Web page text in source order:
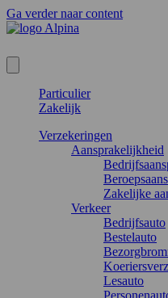
Ga verder naar content
Particulier
Zakelijk
Verzekeringen
Aansprakelijkheid
Zakelijke
Verkeer
Bedrijfsauto
Bestelauto
Lesauto